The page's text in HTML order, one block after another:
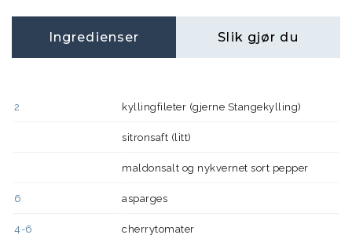
Ingredienser Slik gjør du
2 kyllingfileter (gjerne Stangekylling)
sitronsaft (litt)
maldonsalt og nykvernet sort pepper
6 asparges
4-6 cherrytomater